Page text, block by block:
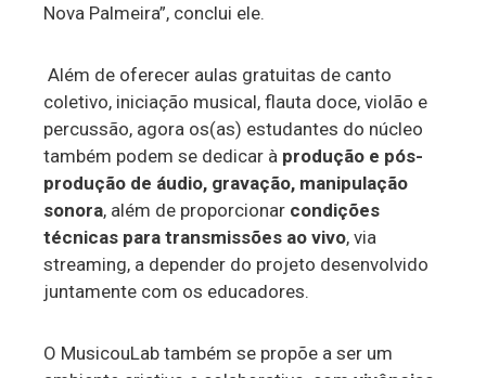
Nova Palmeira”, conclui ele.
Além de oferecer aulas gratuitas de canto
coletivo, iniciação musical, flauta doce, violão e
percussão, agora os(as) estudantes do núcleo
também podem se dedicar à produção e pós-
produção de áudio, gravação, manipulação
sonora, além de proporcionar condições
técnicas para transmissões ao vivo, via
streaming, a depender do projeto desenvolvido
juntamente com os educadores.
O MusicouLab também se propõe a ser um